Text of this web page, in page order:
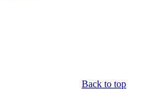
Back to top